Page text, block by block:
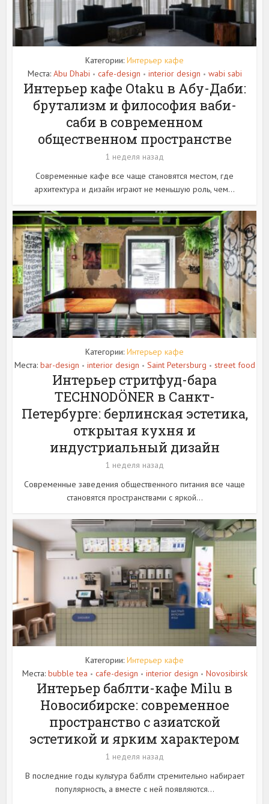
Категории: Интерьер кафе
Места: Abu Dhabi • cafe-design • interior design • wabi sabi
Интерьер кафе Otaku в Абу-Даби:
брутализм и философия ваби-
саби в современном
общественном пространстве
1 неделя назад
Современные кафе все чаще становятся местом, где
архитектура и дизайн играют не меньшую роль, чем...
Категории: Интерьер кафе
Места: bar-design • interior design • Saint Petersburg • street food
Интерьер стритфуд-бара
TECHNODÖNER в Санкт-
Петербурге: берлинская эстетика,
открытая кухня и
индустриальный дизайн
1 неделя назад
Современные заведения общественного питания все чаще
становятся пространствами с яркой...
Категории: Интерьер кафе
Места: bubble tea • cafe-design • interior design • Novosibirsk
Интерьер баблти-кафе Milu в
Новосибирске: современное
пространство с азиатской
эстетикой и ярким характером
1 неделя назад
В последние годы культура баблти стремительно набирает
популярность, а вместе с ней появляются...